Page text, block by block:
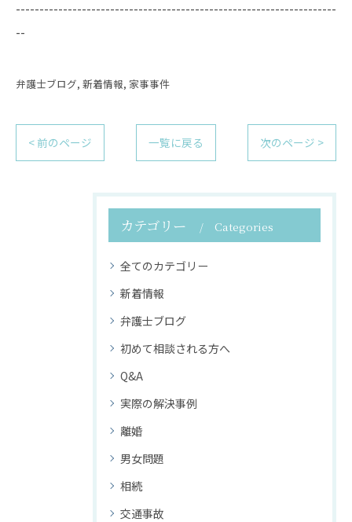
--------------------------------------------------------------------
--
弁護士ブログ 新着情報 家事事件
< 前のページ 一覧に戻る 次のページ >
カテゴリー Categories
全てのカテゴリー
新着情報
弁護士ブログ
初めて相談される方へ
Q&A
実際の解決事例
離婚
男女問題
相続
交通事故